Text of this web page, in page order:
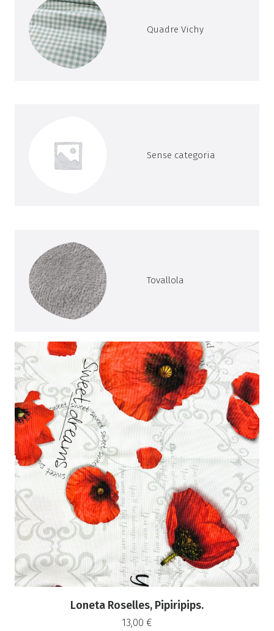
Quadre Vichy
Sense categoria
Tovallola
Loneta Roselles, Pipiripips.
13,00 €